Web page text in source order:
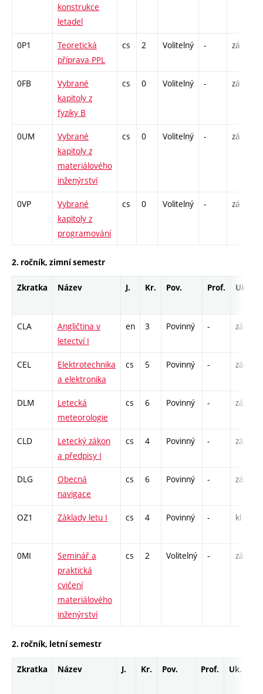
konstrukce
letadel
0P1
Teoretická
příprava PPL
cs 2 Volitelný - zá
0FB
Vybrané
kapitoly z
fyziky B
cs 0 Volitelný - zá
0UM
Vybrané
kapitoly z
materiálového
inženýrství
cs 0 Volitelný - zá
0VP
Vybrané
kapitoly z
programování
cs 0 Volitelný - zá
2. ročník, zimní semestr
Zkratka Název J. Kr. Pov. Prof. Uk.
CLA
Angličtina v
letectví I
en 3 Povinný - zá
CEL
Elektrotechnika
a elektronika
cs 5 Povinný - zá,zk
DLM
Letecká
meteorologie
cs 6 Povinný - zá,zk
CLD
Letecký zákon
a předpisy I
cs 4 Povinný - zá,zk
DLG
Obecná
navigace
cs 6 Povinný - zá,zk
OZ1 Základy letu I cs 4 Povinný - kl
0MI
Seminář a
praktická
cvičení
materiálového
inženýrství
cs 2 Volitelný - zá
2. ročník, letní semestr
Zkratka Název J. Kr. Pov. Prof. Uk.